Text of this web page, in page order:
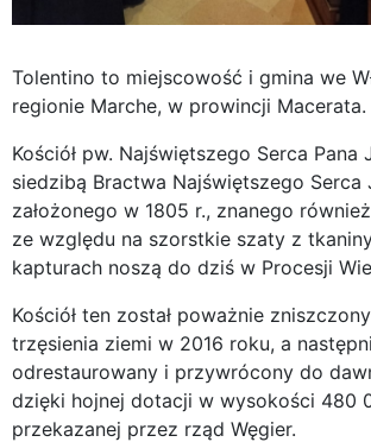
Tolentino to miejscowość i gmina we
regionie Marche, w prowincji Macerata.
Kościół pw. Najświętszego Serca Pana
siedzibą Bractwa Najświętszego Serca
założonego w 1805 r., znanego
ze względu na szorstkie szaty z
kapturach noszą do dziś w Procesji
Kościół ten został poważnie
trzęsienia ziemi w 2016 roku, a
odrestaurowany i przywrócony do
dzięki hojnej dotacji w wysokości 480
przekazanej przez rząd Węgier.